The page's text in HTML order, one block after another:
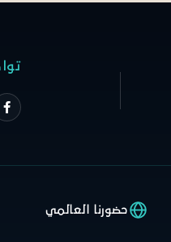
حضورنا العالمي